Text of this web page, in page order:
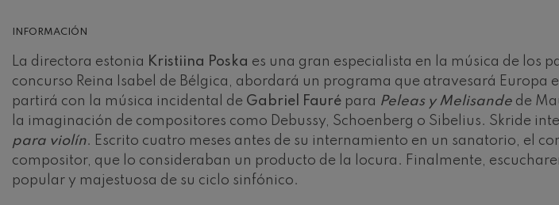
INFORMACIÓN
La directora estonia Kristiina Poska es una gran especialista en la música de los
concurso Reina Isabel de Bélgica, abordará un programa que atravesará
partirá con la música incidental de Gabriel Fauré para Peleas y Melisande de
la imaginación de compositores como Debussy, Schoenberg o Sibelius. Skride
para violín. Escrito cuatro meses antes de su internamiento en un sanatorio, el
compositor, que lo consideraban un producto de la locura. Finalmente,
popular y majestuosa de su ciclo sinfónico.
Max Bruch: Kol nidrei
Max Bruch
Robert Schumann: Concierto para violín
Robert Schumann
Gabriel Fauré: Pelléas et Mélisande